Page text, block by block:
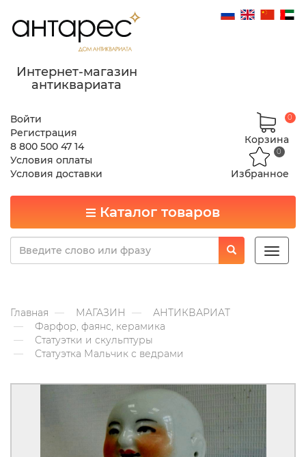
Интернет-магазин
антиквариата
Войти
Регистрация
8 800 500 47 14
Условия оплаты
Условия доставки
Корзина
0
Избранное
0
Каталог товаров
Toggle
Главная МАГАЗИН
АНТИКВАРИАТ
Фарфор, фаянс, керамика
Статуэтки и скульптуры
Статуэтка Мальчик с ведрами